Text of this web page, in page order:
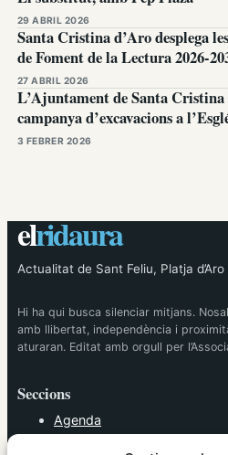
29 ABRIL 2026
Santa Cristina d’Aro desplega
de Foment de la Lectura 2026-
27 ABRIL 2026
L’Ajuntament de Santa Cristina
campanya d’excavacions a
3 FEBRER 2026
elridaura
Actualitat de Sant Feliu, Platja
Hi ha qui busca silenciar mitjans.
amb llibertat, independència i
aturaran. Editat amb orgull per
Seccions
Agenda